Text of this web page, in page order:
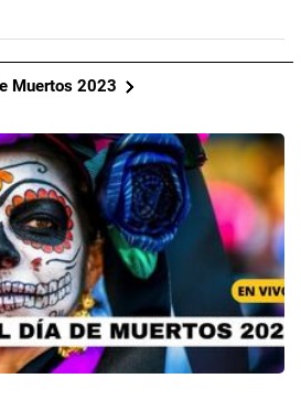
Muertos 2023